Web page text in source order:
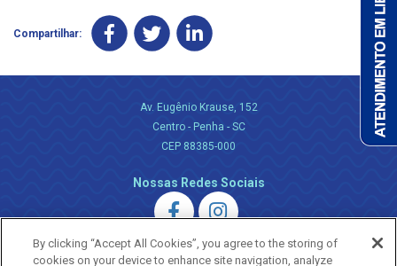
Compartilhar:
Av. Eugênio Krause, 152
Centro - Penha - SC
CEP 88385-000
Nossas Redes Sociais
By clicking “Accept All Cookies”, you agree to the storing of
cookies on your device to enhance site navigation, analyze